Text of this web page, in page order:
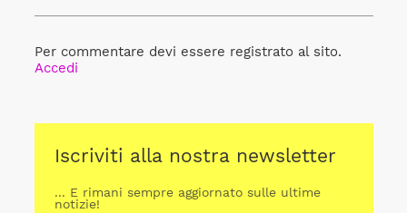
Per commentare devi essere registrato al sito.
Accedi
Iscriviti alla nostra newsletter
... E rimani sempre aggiornato sulle ultime
notizie!